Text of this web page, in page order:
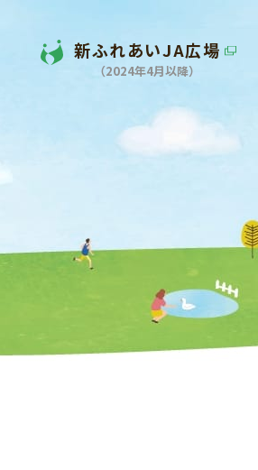
新ふれあいJA広場
（2024年4月以降）